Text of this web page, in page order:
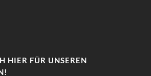
HIER FÜR UNSEREN